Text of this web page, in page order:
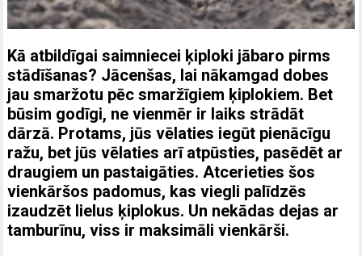
Kā atbildīgai saimniecei ķiploki jābaro pirms
stādīšanas? Jācenšas, lai nākamgad dobes
jau smaržotu pēc smaržīgiem ķiplokiem. Bet
būsim godīgi, ne vienmēr ir laiks strādāt
dārzā. Protams, jūs vēlaties iegūt pienācīgu
ražu, bet jūs vēlaties arī atpūsties, pasēdēt ar
draugiem un pastaigāties. Atcerieties šos
vienkāršos padomus, kas viegli palīdzēs
izaudzēt lielus ķiplokus. Un nekādas dejas ar
tamburīnu, viss ir maksimāli vienkārši.